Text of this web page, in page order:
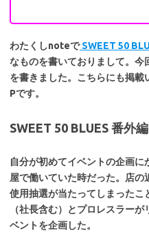
わたくしnoteで SWEET 50
なものを書いておりまして。
を書きました。こちらにも掲
Pです。
SWEET 50 BLUES 番外
自分が初めてイベントの企画
屋で働いていた時だった。店
使用抽選が当たってしまったこ
（社長含む）とプロレスラー
ベントを企画した。